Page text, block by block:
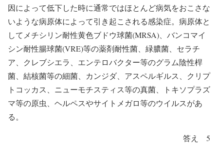
因によって低下した時に通常ではほとんど病気をおこさな
いような病原体によって引き起こされる感染症。病原体と
してメチシリン耐性黄色ブドウ球菌(MRSA)、バンコマイ
シン耐性腸球菌(VRE)等の薬剤耐性菌、緑膿菌、セラチ
ア、クレブシエラ、エンテロバクター等のグラム陰性桿
菌、結核菌等の細菌、カンジダ、アスペルギルス、クリプ
トコッカス、ニューモチスティス等の真菌、トキソプラズ
マ等の原虫、ヘルペスやサイトメガロ等のウイルスがあ
る。
答え 5